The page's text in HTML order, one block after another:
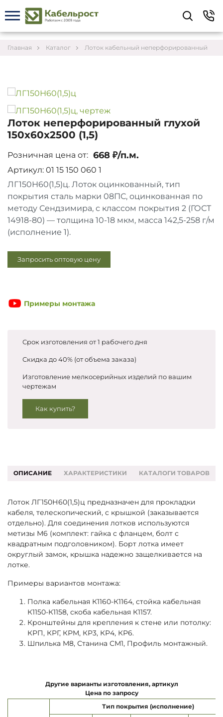
Главная Каталог Лоток кабельный неперфорированный
Лоток неперфорированный глухой
150х60х2500 (1,5)
Розничная цена от: 668 ₽/п.м.
Артикул: 01 15 150 060 1
ЛГ150Н60(1,5)ц. Лоток оцинкованный, тип
покрытия сталь марки 08ПС, оцинкованная по
методу Сендзимира, с классом покрытия 2 (ГОСТ
14918-80) — толщина 10-18 мкм, масса 142,5-258 г/м
(исполнение 1).
Запросить оптовую цену
Примеры монтажа
Срок изготовления от 1 рабочего дня
Скидка до 40% (от объема заказа)
Изготовление мелкосерийных изделий по вашим
чертежам
Как купить?
ОПИСАНИЕ ХАРАКТЕРИСТИКИ КАТАЛОГИ ТОВАРОВ
Лоток ЛГ150Н60(1,5)ц предназначен для прокладки
кабеля, телескопический, с крышкой (заказывается
отдельно). Для соединения лотков используются
метизы М6 (комплект: гайка с фланцем, болт с
квадратным подголовником). Борт лотка имеет
округлый замок, крышка надежно защелкивается на
лотке.
Примеры вариантов монтажа:
Полка кабельная К1160-К1164, стойка кабельная
К1150-К1158, скоба кабельная К1157.
Кронштейны для крепления к стене или потолку:
КРП, КРГ, КРМ, КР3, КР4, КР6.
Шпилька М8, Станина СМ1, Профиль монтажный.
Другие варианты изготовления, артикул
Цена по запросу
Тип покрытия (исполнение)
Укажите контакты для связи и требования к
заказу – предложим лучшие варианты по цене,
согласуем сроки и подберём доставку.
Соглашаюсь на обработку персональных данных